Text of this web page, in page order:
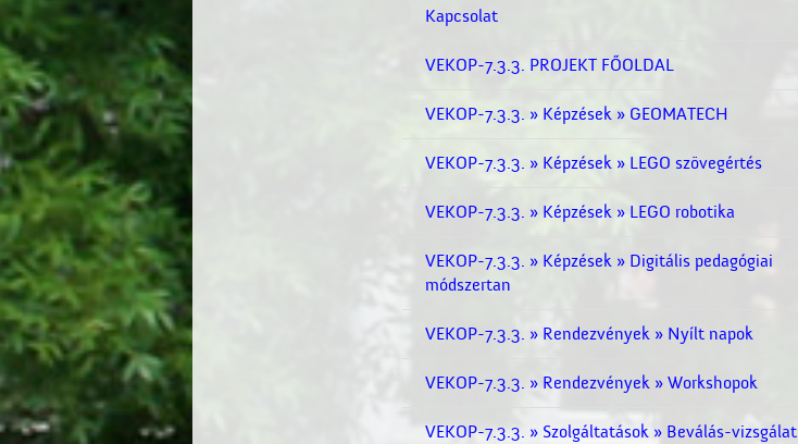
Kapcsolat
VEKOP-7.3.3. PROJEKT FŐOLDAL
VEKOP-7.3.3. » Képzések » GEOMATECH
VEKOP-7.3.3. » Képzések » LEGO szövegértés
VEKOP-7.3.3. » Képzések » LEGO robotika
VEKOP-7.3.3. » Képzések » Digitális pedagógiai
módszertan
VEKOP-7.3.3. » Rendezvények » Nyílt napok
VEKOP-7.3.3. » Rendezvények » Workshopok
VEKOP-7.3.3. » Szolgáltatások » Beválás-vizsgálat